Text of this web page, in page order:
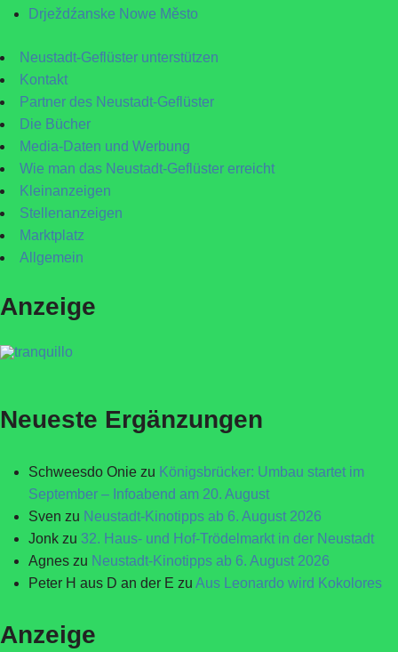
Drježdźanske Nowe Město
Neustadt-Geflüster unterstützen
Kontakt
Partner des Neustadt-Geflüster
Die Bücher
Media-Daten und Werbung
Wie man das Neustadt-Geflüster erreicht
Kleinanzeigen
Stellenanzeigen
Marktplatz
Allgemein
Anzeige
Neueste Ergänzungen
Schweesdo Onie zu Königsbrücker: Umbau startet im
September – Infoabend am 20. August
Sven zu Neustadt-Kinotipps ab 6. August 2026
Jonk zu 32. Haus- und Hof-Trödelmarkt in der Neustadt
Agnes zu Neustadt-Kinotipps ab 6. August 2026
Peter H aus D an der E zu Aus Leonardo wird Kokolores
Anzeige